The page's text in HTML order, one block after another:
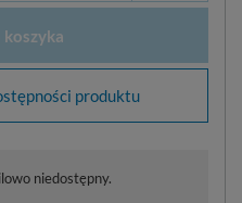
koszyka
produktu
niedostępny.